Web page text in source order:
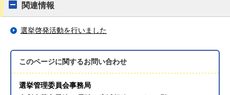
関連情報
選挙啓発活動を行いました
このページに関するお問い合わせ
選挙管理委員会事務局